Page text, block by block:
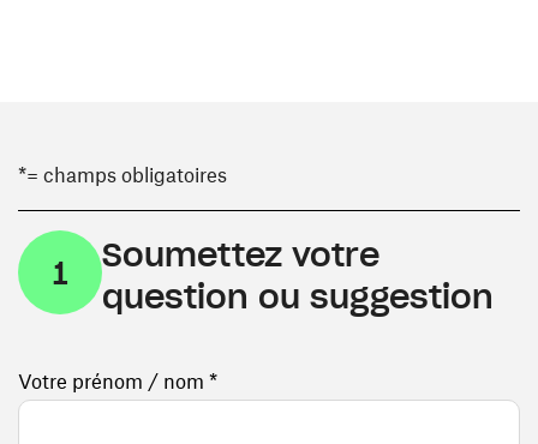
*= champs obligatoires
1
Soumettez votre
question ou suggestion
Votre prénom / nom *